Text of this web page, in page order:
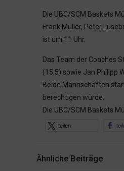
Die UBC/SCM Baskets
Frank Müller, Peter
ist um 11 Uhr.
Das Team der Coaches
(15,5) sowie Jan Philipp
Beide Mannschaften
berechtigen würde.
Die UBC/SCM Baskets
teilen
Ähnliche Beiträge